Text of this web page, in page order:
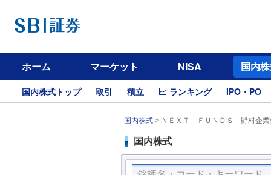
ホーム マーケット NISA 国内
国内株式トップ 取引 積立 ランキング IPO・PO
国内株式 > ＮＥＸＴ ＦＵＮＤＳ 野村企業
国内株式